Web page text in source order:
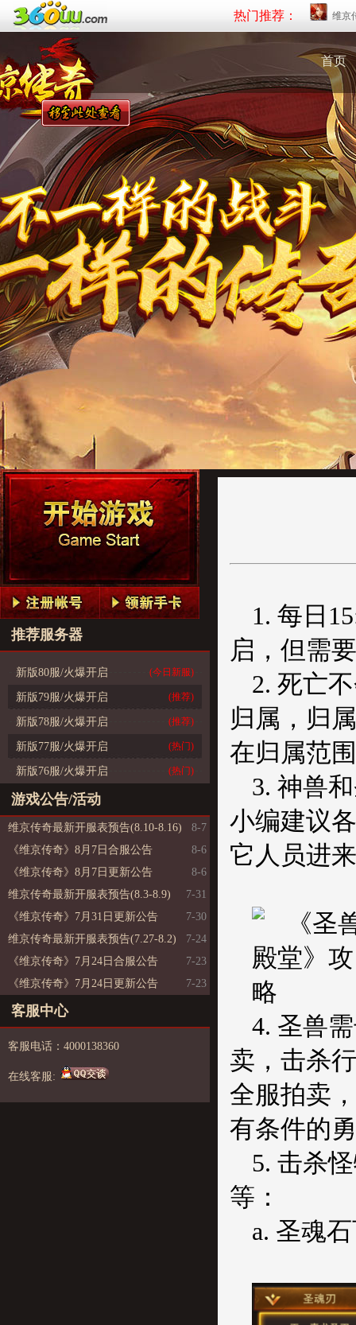
热门推荐： 维京
首页
推荐服务器
新版80服/火爆开启 (今日新服)
新版79服/火爆开启 (推荐)
新版78服/火爆开启 (推荐)
新版77服/火爆开启 (热门)
新版76服/火爆开启 (热门)
游戏公告/活动
维京传奇最新开服表预告(8.10-8.16)
8-7
《维京传奇》8月7日合服公告
8-6
《维京传奇》8月7日更新公告
8-6
维京传奇最新开服表预告(8.3-8.9)
7-31
《维京传奇》7月31日更新公告
7-30
维京传奇最新开服表预告(7.27-8.2)
7-24
《维京传奇》7月24日合服公告
7-23
《维京传奇》7月24日更新公告
7-23
客服中心
客服电话：4000138360
在线客服:
1. 每日
启，但需
2. 死亡
归属，归
在归属范
3. 神兽
小编建议
它人员进
4. 圣兽
卖，击杀
全服拍卖
有条件的
5. 击杀
等：
a. 圣魂